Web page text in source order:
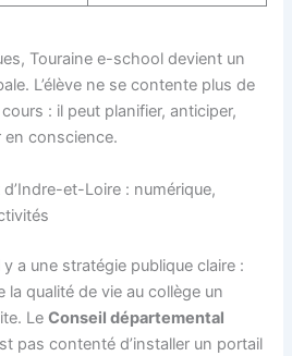
Touraine e-school devient un
L’élève ne se contente plus de
: il peut planifier, anticiper,
conscience.
et-Loire : numérique,
a une stratégie publique claire :
la qualité de vie au collège un
LeConseil départemental
pas contenté d’installer un portail